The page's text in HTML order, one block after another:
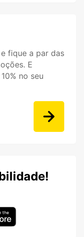
fique a par das
E
no seu